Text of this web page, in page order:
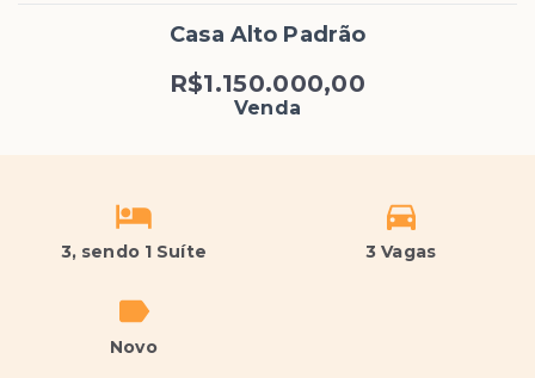
Casa Alto Padrão
R$1.150.000,00
Venda
3, sendo 1 Suíte 3 Vagas
Novo